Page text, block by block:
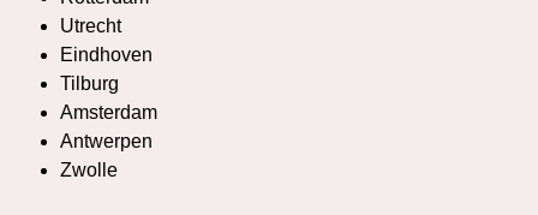
Utrecht
Eindhoven
Tilburg
Amsterdam
Antwerpen
Zwolle